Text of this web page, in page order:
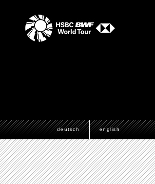
deutsch english